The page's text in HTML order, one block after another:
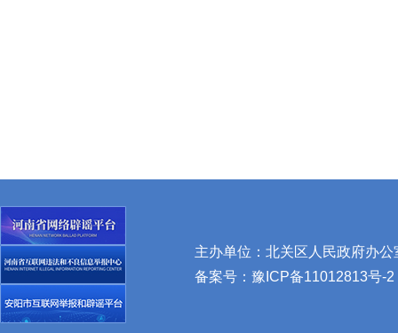
主办单位：北关区人民政府办
备案号： 豫ICP备11012813号-2